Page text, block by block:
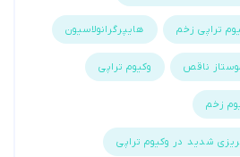
تراپی زخم هایپرگرانولاسیون
ناقص وکیوم تراپی
زخم
شدید در وکیوم تراپی